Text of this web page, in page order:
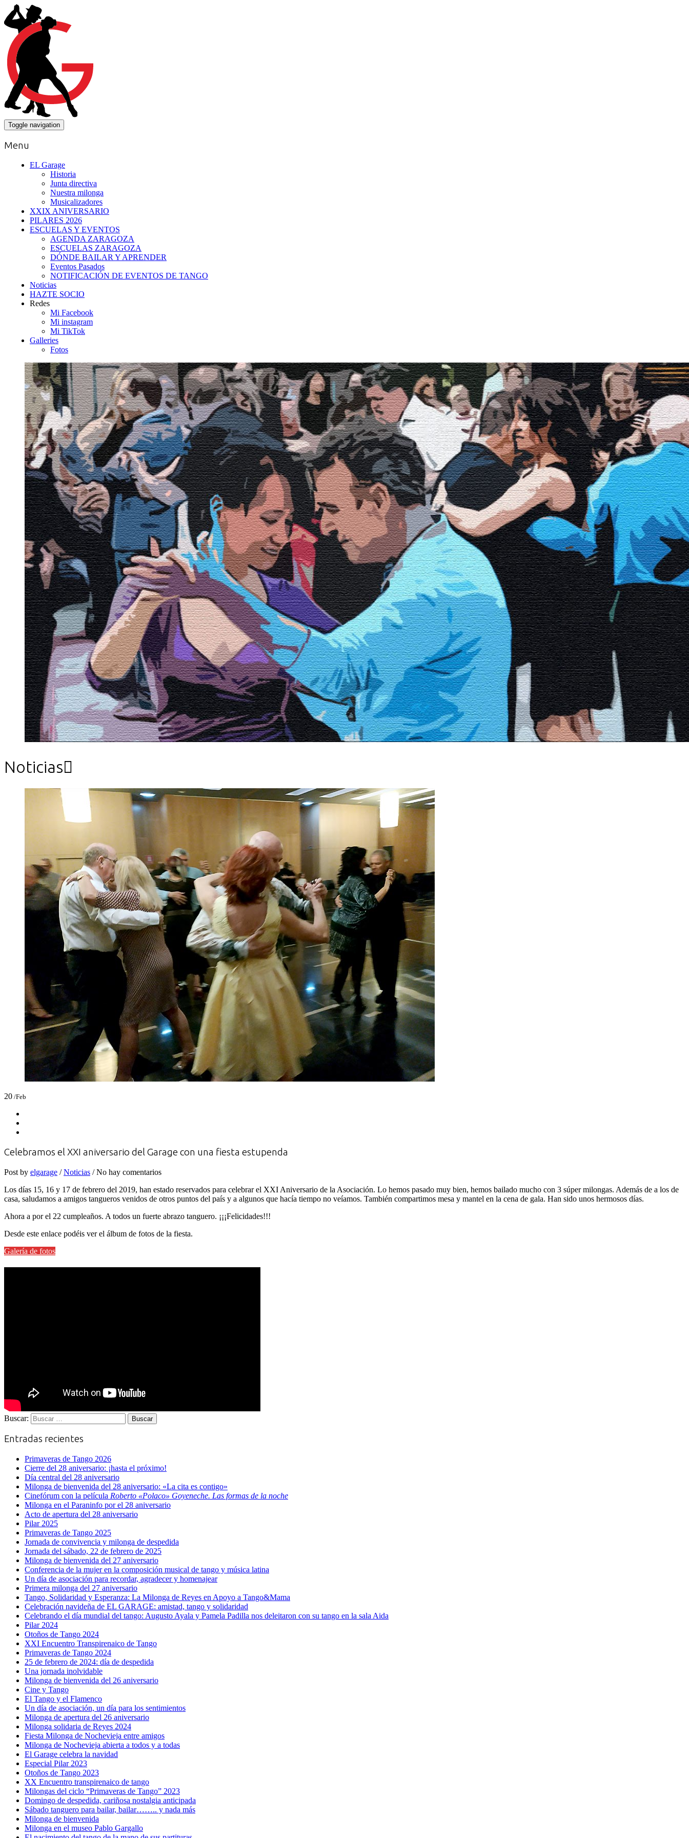
Toggle navigation
Menu
EL Garage
Historia
Junta directiva
Nuestra milonga
Musicalizadores
XXIX ANIVERSARIO
PILARES 2026
ESCUELAS Y EVENTOS
AGENDA ZARAGOZA
ESCUELAS ZARAGOZA
DÓNDE BAILAR Y APRENDER
Eventos Pasados
NOTIFICACIÓN DE EVENTOS DE TANGO
Noticias
HAZTE SOCIO
Redes
Mi Facebook
Mi instagram
Mi TikTok
Galleries
Fotos
Noticias
20 /Feb
Celebramos el XXI aniversario del Garage con una fiesta estupenda
Post by elgarage /Noticias / No hay comentarios
Los días 15, 16 y 17 de febrero del 2019, han estado reservados para celebrar el XXI Aniversario de la Asociación. Lo hemos pasado muy bien, hemos bailado mucho con 3 súper milongas. Además de a los de
casa, saludamos a amigos tangueros venidos de otros puntos del país y a algunos que hacía tiempo no veíamos. También compartimos mesa y mantel en la cena de gala. Han sido unos hermosos días.
Ahora a por el 22 cumpleaños. A todos un fuerte abrazo tanguero. ¡¡¡Felicidades!!!
Desde este enlace podéis ver el álbum de fotos de la fiesta.
Galería de fotos
Buscar:
Entradas recientes
Primaveras de Tango 2026
Cierre del 28 aniversario: ¡hasta el próximo!
Día central del 28 aniversario
Milonga de bienvenida del 28 aniversario: «La cita es contigo»
Cinefórum con la película Roberto «Polaco» Goyeneche. Las formas de la noche
Milonga en el Paraninfo por el 28 aniversario
Acto de apertura del 28 aniversario
Pilar 2025
Primaveras de Tango 2025
Jornada de convivencia y milonga de despedida
Jornada del sábado, 22 de febrero de 2025
Milonga de bienvenida del 27 aniversario
Conferencia de la mujer en la composición musical de tango y música latina
Un día de asociación para recordar, agradecer y homenajear
Primera milonga del 27 aniversario
Tango, Solidaridad y Esperanza: La Milonga de Reyes en Apoyo a Tango&Mama
Celebración navideña de EL GARAGE: amistad, tango y solidaridad
Celebrando el día mundial del tango: Augusto Ayala y Pamela Padilla nos deleitaron con su tango en la sala Aida
Pilar 2024
Otoños de Tango 2024
XXI Encuentro Transpirenaico de Tango
Primaveras de Tango 2024
25 de febrero de 2024: día de despedida
Una jornada inolvidable
Milonga de bienvenida del 26 aniversario
Cine y Tango
El Tango y el Flamenco
Un día de asociación, un día para los sentimientos
Milonga de apertura del 26 aniversario
Milonga solidaria de Reyes 2024
Fiesta Milonga de Nochevieja entre amigos
Milonga de Nochevieja abierta a todos y a todas
El Garage celebra la navidad
Especial Pilar 2023
Otoños de Tango 2023
XX Encuentro transpirenaico de tango
Milongas del ciclo “Primaveras de Tango” 2023
Domingo de despedida, cariñosa nostalgia anticipada
Sábado tanguero para bailar, bailar…….. y nada más
Milonga de bienvenida
Milonga en el museo Pablo Gargallo